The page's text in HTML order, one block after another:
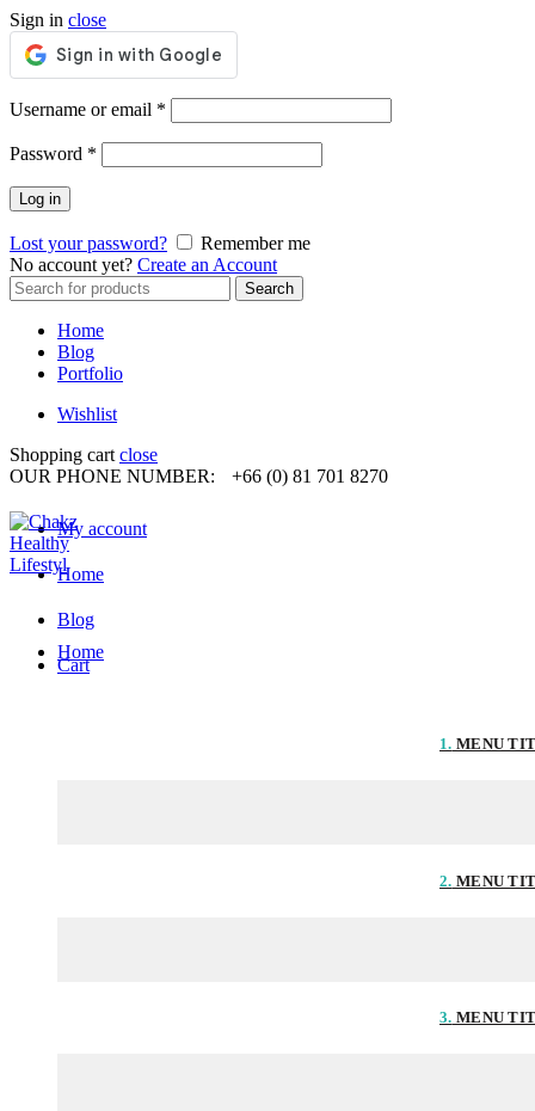
Sign in close
Username or email *
Password *
Log in
Lost your password?
Remember me
No account yet? Create an Account
Search
for:
Search
Home
Blog
Portfolio
Wishlist
Shopping cart close
OUR PHONE NUMBER:
+66 (0) 81 701 8270
My account
Home
Blog
Cart
Home
1. MENU
2. MENU
3. MENU